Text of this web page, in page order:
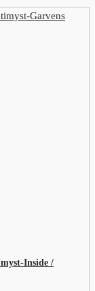
Inside /